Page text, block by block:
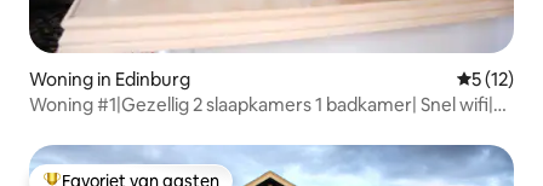
Woning in Edinburg
5 (12)
Woning #1|Gezellig 2 slaapkamers 1 badkamer| Snel wifi|
Favoriet van gasten